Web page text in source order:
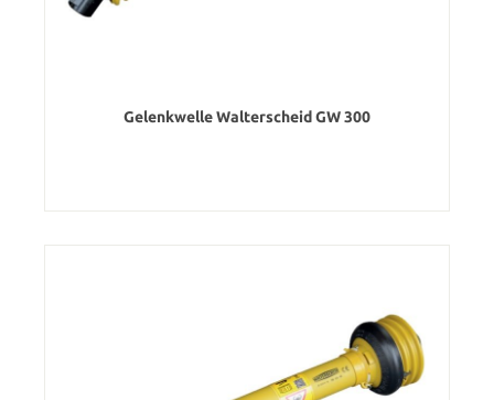
Gelenkwelle Walterscheid GW 300